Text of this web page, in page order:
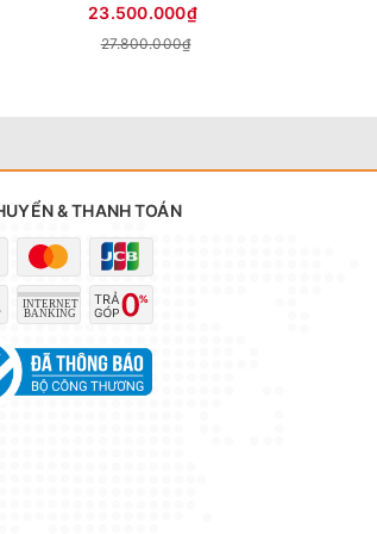
23.500.000₫
27.800.000₫
& THANH TOÁN